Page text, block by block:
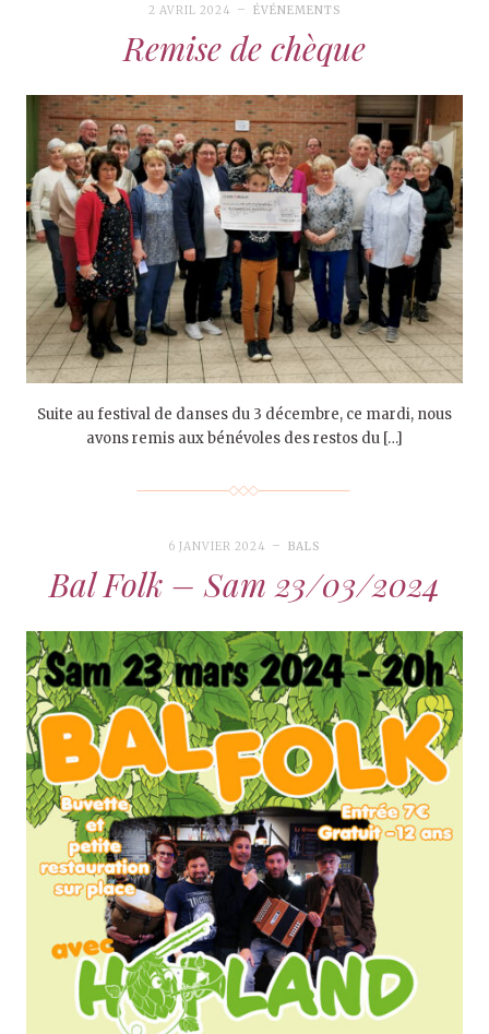
2 AVRIL 2024 ÉVÉNEMENTS
Remise de chèque
Suite au festival de danses du 3 décembre, ce mardi, nous
avons remis aux bénévoles des restos du […]
6 JANVIER 2024 BALS
Bal Folk – Sam 23/03/2024